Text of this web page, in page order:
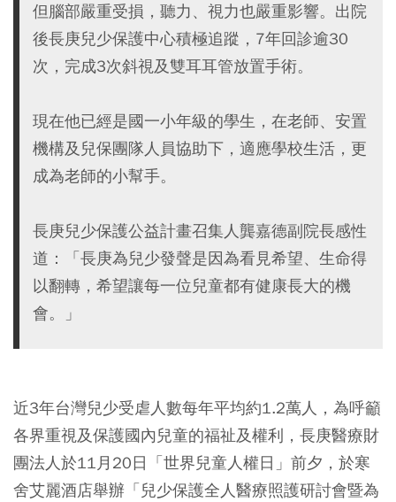
但腦部嚴重受損，聽力、視力也嚴重影響。出院
後長庚兒少保護中心積極追蹤，7年回診逾30
次，完成3次斜視及雙耳耳管放置手術。
現在他已經是國一小年級的學生，在老師、安置
機構及兒保團隊人員協助下，適應學校生活，更
成為老師的小幫手。
長庚兒少保護公益計畫召集人龔嘉德副院長感性
道：「長庚為兒少發聲是因為看見希望、生命得
以翻轉，希望讓每一位兒童都有健康長大的機
會。」
近3年台灣兒少受虐人數每年平均約1.2萬人，為呼籲
各界重視及保護國內兒童的福祉及權利，長庚醫療財
團法人於11月20日「世界兒童人權日」前夕，於寒
舍艾麗酒店舉辦「兒少保護全人醫療照護研討會暨為